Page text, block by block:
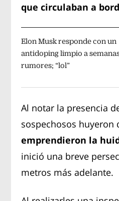
que circulaban a
Elon Musk responde con un
antidoping limpio a
rumores; “lol”
Al notar la presencia
sospechosos huyeron
emprendieron la
inició una breve
metros más adelante.